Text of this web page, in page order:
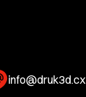
info@druk3d.cx